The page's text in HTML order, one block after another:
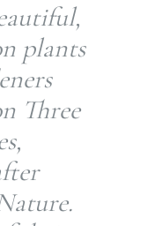
plants
Three